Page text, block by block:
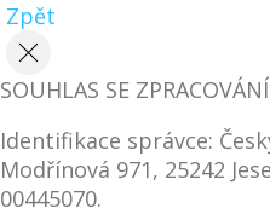
Zpět
SOUHLAS SE
Identifikace správce:
Modřínová 971, 25242
00445070.